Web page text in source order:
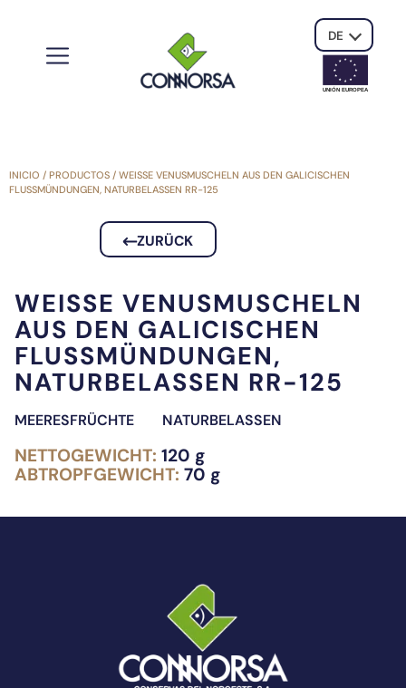
DE
UNIÓN EUROPEA
INICIO / PRODUCTOS / WEISSE VENUSMUSCHELN AUS DEN GALICISCHEN F
LUSSMÜNDUNGEN, NATURBELASSEN RR-125
ZURÜCK
WEISSE VENUSMUSCHELN A
US DEN GALICISCHEN F
LUSSMÜNDUNGEN, N
ATURBELASSEN RR-125
MEERESFRÜCHTE NATURBELASSEN
NETTOGEWICHT: 120 g
ABTROPFGEWICHT: 70 g